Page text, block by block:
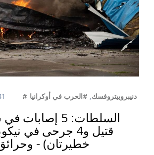
#دنيبروبيتروفسك, #الحرب في أوكرانيا
السلطات: 5
قتيل و4 جرحى في
خطيرتان) -